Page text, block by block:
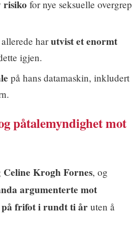
risiko for nye seksuelle overgrep
harutvist et enormt
igjen.
på hans datamaskin, inkludert
påtalemyndighet mot
Celine Krogh Fornes, og
argumenterte mot
på frifot i rundt ti år uten å